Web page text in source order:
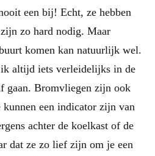
een bij! Echt, ze hebben
zo hard nodig. Maar
komen kan natuurlijk wel.
altijd iets verleidelijks in de
gaan. Bromvliegen zijn ook
een indicator zijn van
achter de koelkast of de
dat ze zo lief zijn om je een